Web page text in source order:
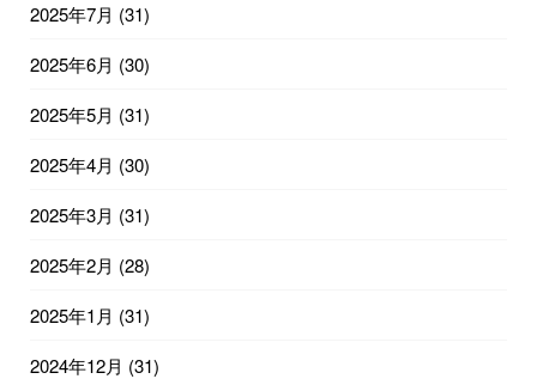
2025年7月 (31)
2025年6月 (30)
2025年5月 (31)
2025年4月 (30)
2025年3月 (31)
2025年2月 (28)
2025年1月 (31)
2024年12月 (31)